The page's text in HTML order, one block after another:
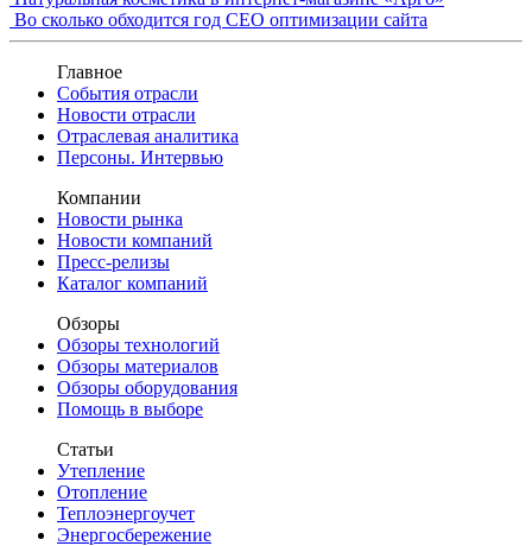
Во сколько обходится год СЕО оптимизации сайта
Главное
События отрасли
Новости отрасли
Отраслевая аналитика
Персоны. Интервью
Компании
Новости рынка
Новости компаний
Пресс-релизы
Каталог компаний
Обзоры
Обзоры технологий
Обзоры материалов
Обзоры оборудования
Помощь в выборе
Статьи
Утепление
Отопление
Теплоэнергоучет
Энергосбережение